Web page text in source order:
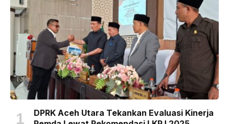
DPRK Aceh Utara Tekankan Evaluasi Kinerja